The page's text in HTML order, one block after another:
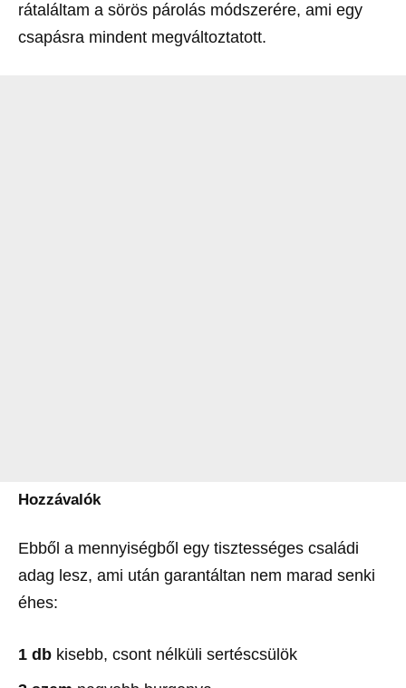
rátaláltam a sörös párolás módszerére, ami egy
csapásra mindent megváltoztatott.
Hozzávalók
Ebből a mennyiségből egy tisztességes családi
adag lesz, ami után garantáltan nem marad senki
éhes:
1 db kisebb, csont nélküli sertéscsülök